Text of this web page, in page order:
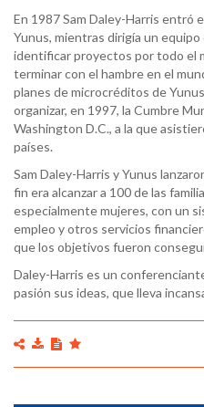
En 1987 Sam Daley-Harris entró
Yunus, mientras dirigía un
identificar proyectos por todo el
terminar con el hambre en el
planes de microcréditos de
organizar, en 1997, la Cumbre
Washington D.C., a la que
países.
Sam Daley-Harris y Yunus
fin era alcanzar a 100 de las
especialmente mujeres, con un
empleo y otros servicios
que los objetivos fueron
Daley-Harris es un
pasión sus ideas, que lleva